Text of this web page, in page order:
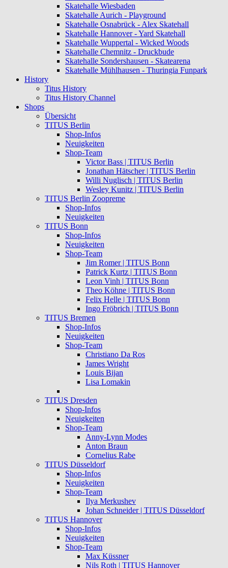
Skatehalle Wiesbaden
Skatehalle Aurich - Playground
Skatehalle Osnabrück - Alex Skatehall
Skatehalle Hannover - Yard Skatehall
Skatehalle Wuppertal - Wicked Woods
Skatehalle Chemnitz - Druckbude
Skatehalle Sondershausen - Skatearena
Skatehalle Mühlhausen - Thuringia Funpark
History
Titus History
Titus History Channel
Shops
Übersicht
TITUS Berlin
Shop-Infos
Neuigkeiten
Shop-Team
Victor Bass | TITUS Berlin
Jonathan Hätscher | TITUS Berlin
Willi Nuglisch | TITUS Berlin
Wesley Kunitz | TITUS Berlin
TITUS Berlin Zoopreme
Shop-Infos
Neuigkeiten
TITUS Bonn
Shop-Infos
Neuigkeiten
Shop-Team
Jim Romer | TITUS Bonn
Patrick Kurtz | TITUS Bonn
Leon Vinh | TITUS Bonn
Theo Köhne | TITUS Bonn
Felix Helle | TITUS Bonn
Ingo Fröbrich | TITUS Bonn
TITUS Bremen
Shop-Infos
Neuigkeiten
Shop-Team
Christiano Da Ros
James Wright
Louis Bijan
Lisa Lomakin
TITUS Dresden
Shop-Infos
Neuigkeiten
Shop-Team
Anny-Lynn Modes
Anton Braun
Cornelius Rabe
TITUS Düsseldorf
Shop-Infos
Neuigkeiten
Shop-Team
Ilya Merkushev
Johan Schneider | TITUS Düsseldorf
TITUS Hannover
Shop-Infos
Neuigkeiten
Shop-Team
Max Küssner
Nils Roth | TITUS Hannover